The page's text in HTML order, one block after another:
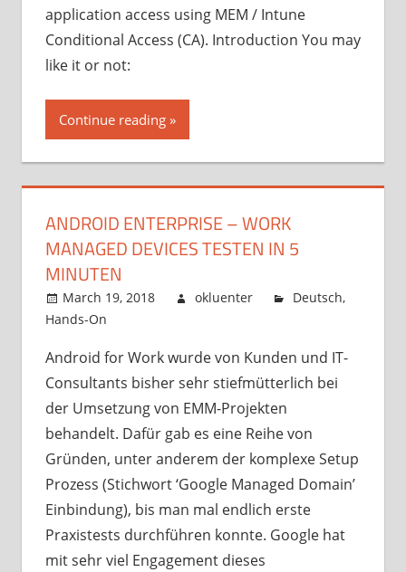
application access using MEM / Intune
Conditional Access (CA). Introduction You may
like it or not:
Continue reading
ANDROID ENTERPRISE – WORK
MANAGED DEVICES TESTEN IN 5
MINUTEN
March 19, 2018 okluenter Deutsch,
Hands-On
Android for Work wurde von Kunden und IT-
Consultants bisher sehr stiefmütterlich bei
der Umsetzung von EMM-Projekten
behandelt. Dafür gab es eine Reihe von
Gründen, unter anderem der komplexe Setup
Prozess (Stichwort ‘Google Managed Domain’
Einbindung), bis man mal endlich erste
Praxistests durchführen konnte. Google hat
mit sehr viel Engagement dieses